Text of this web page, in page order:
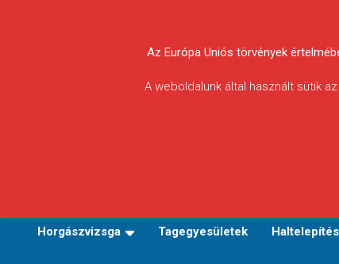
Körösvidéki Horgász
Egyesületek
Horgászvizsga Tagegyesületek
Az Európa Uniós törvények
A weboldalunk által használt sütik